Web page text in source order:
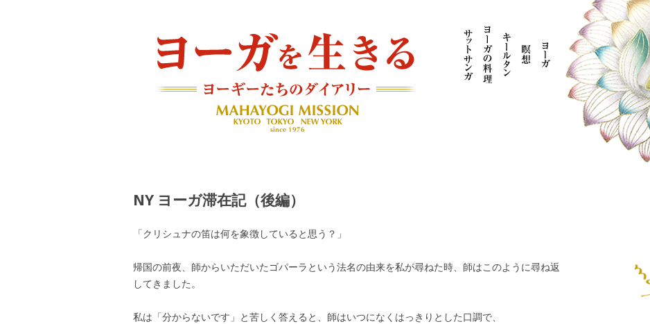
NY ヨーガ滞在記（後編）
「クリシュナの笛は何を象徴していると思う？」
帰国の前夜、師からいただいたゴパーラという法名の由来を私が尋ねた時、師はこのように尋ね返
してきました。
私は「分からないです」と苦しく答えると、師はいつになくはっきりとした口調で、